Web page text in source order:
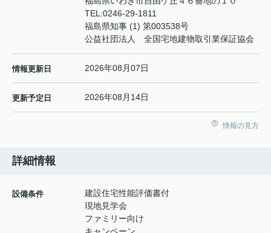
TEL:0246-29-1811
福島県知事 (1) 第003538号
公益社団法人 全国宅地建物取引業保証協会
情報更新日 2026年08月07日
更新予定日 2026年08月14日
情報の見方
詳細情報
設備条件
建設住宅性能評価書付
現地見学会
ファミリー向け
キャンペーン